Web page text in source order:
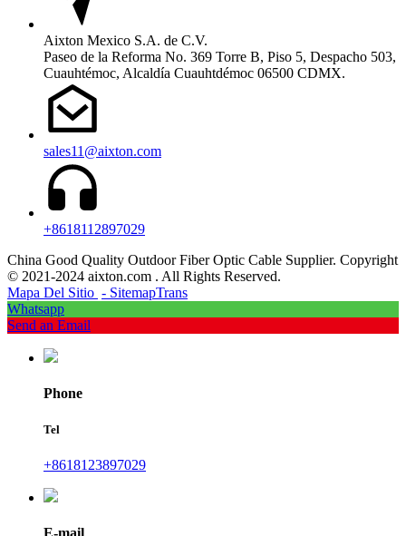
Aixton Mexico S.A. de C.V.
Paseo de la Reforma No. 369 Torre B, Piso 5, Despacho 503,
Cuauhtémoc, Alcaldía Cuauhtdémoc 06500 CDMX.
sales11@aixton.com
+8618112897029
China Good Quality Outdoor Fiber Optic Cable Supplier. Copyright
© 2021-2024 aixton.com . All Rights Reserved.
Mapa Del Sitio - SitemapTrans
Whatsapp
Send an Email
Phone
Tel
+8618123897029
E-mail